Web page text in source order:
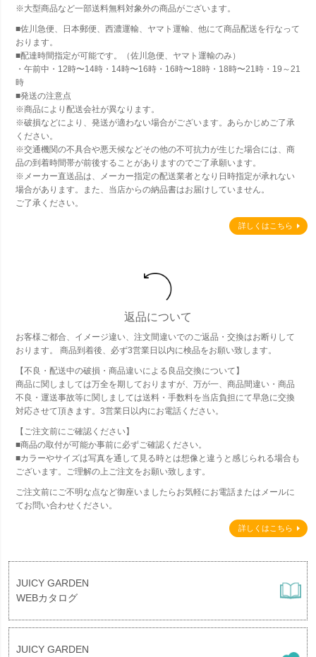
※大型商品など一部送料無料対象外の商品がございます。
■佐川急便、日本郵便、西濃運輸、ヤマト運輸、他にて商品配送を行なって
おります。
■配達時間指定が可能です。（佐川急便、ヤマト運輸のみ）
・午前中・12時〜14時・14時〜16時・16時〜18時・18時〜21時・19～21
時
■発送の注意点
※商品により配送会社が異なります。
※破損などにより、発送が適わない場合がございます。あらかじめご了承
ください。
※交通機関の不具合や悪天候などその他の不可抗力が生じた場合には、商
品の到着時間帯が前後することがありますのでご了承願います。
※メーカー直送品は、メーカー指定の配送業者となり日時指定が承れない
場合があります。また、当店からの納品書はお届けしていません。
ご了承ください。
詳しくはこちら
返品について
お客様ご都合、イメージ違い、注文間違いでのご返品・交換はお断りして
おります。 商品到着後、必ず3営業日以内に検品をお願い致します。
【不良・配送中の破損・商品違いによる良品交換について】
商品に関しましては万全を期しておりますが、万が一、商品間違い・商品
不良・運送事故等に関しましては送料・手数料を当店負担にて早急に交換
対応させて頂きます。3営業日以内にお電話ください。
【ご注文前にご確認ください】
■商品の取付が可能か事前に必ずご確認ください。
■カラーやサイズは写真を通して見る時とは想像と違うと感じられる場合も
ございます。ご理解の上ご注文をお願い致します。
ご注文前にご不明な点など御座いましたらお気軽にお電話またはメールに
てお問い合わせください。
詳しくはこちら
JUICY GARDEN
WEBカタログ
JUICY GARDEN